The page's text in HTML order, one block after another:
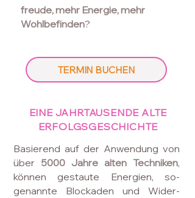
freude,mehr Energie, mehr
Wohlbefinden?
TERMIN BUCHEN
EINE JAHRTAUSENDE ALTE
ERFOLGSGESCHICHTE
Basierend auf der Anwendung von
über 5000 Jahre alten Techniken,
können gestaute Energien, so-
genannte Blockaden und Wider-